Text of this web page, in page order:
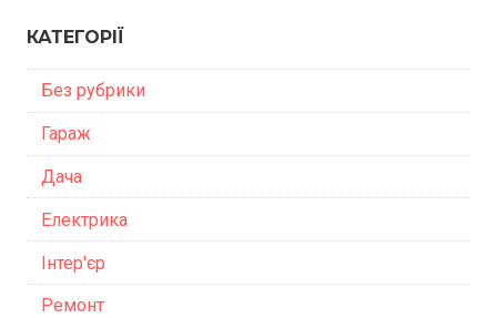
КАТЕГОРІЇ
Без рубрики
Гараж
Дача
Електрика
Інтер'єр
Ремонт